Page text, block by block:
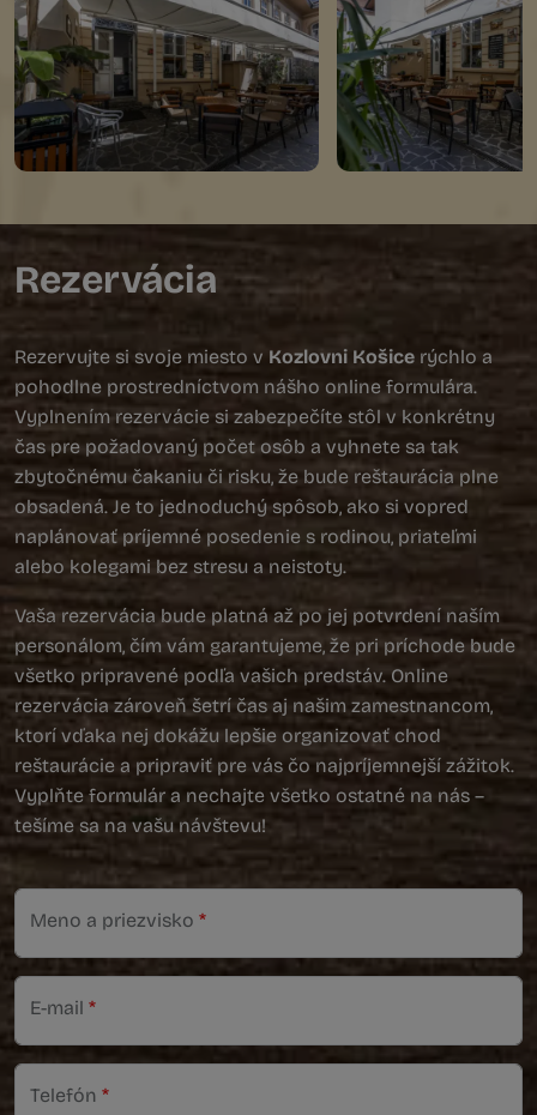
Rezervácia
Rezervujte si svoje miesto v Kozlovni Košice rýchlo a
pohodlne prostredníctvom nášho online formulára.
Vyplnením rezervácie si zabezpečíte stôl v konkrétny
čas pre požadovaný počet osôb a vyhnete sa tak
zbytočnému čakaniu či risku, že bude reštaurácia plne
obsadená. Je to jednoduchý spôsob, ako si vopred
naplánovať príjemné posedenie s rodinou, priateľmi
alebo kolegami bez stresu a neistoty.
Vaša rezervácia bude platná až po jej potvrdení naším
personálom, čím vám garantujeme, že pri príchode bude
všetko pripravené podľa vašich predstáv. Online
rezervácia zároveň šetrí čas aj našim zamestnancom,
ktorí vďaka nej dokážu lepšie organizovať chod
reštaurácie a pripraviť pre vás čo najpríjemnejší zážitok.
Vyplňte formulár a nechajte všetko ostatné na nás –
tešíme sa na vašu návštevu!
Meno a priezvisko *
E-mail *
Telefón *